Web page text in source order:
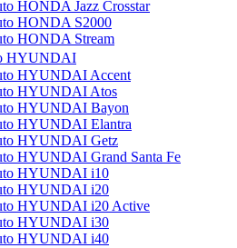
HONDA Jazz Crosstar
HONDA S2000
HONDA Stream
HYUNDAI
HYUNDAI Accent
HYUNDAI Atos
HYUNDAI Bayon
HYUNDAI Elantra
HYUNDAI Getz
HYUNDAI Grand Santa Fe
HYUNDAI i10
HYUNDAI i20
HYUNDAI i20 Active
HYUNDAI i30
HYUNDAI i40